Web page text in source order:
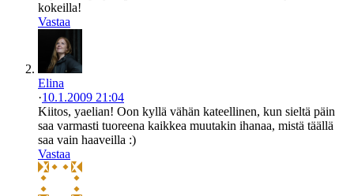
kokeilla!
Vastaa
Elina
·10.1.2009 21:04
Kiitos, yaelian! Oon kyllä vähän kateellinen, kun sieltä päin
saa varmasti tuoreena kaikkea muutakin ihanaa, mistä täällä
saa vain haaveilla :)
Vastaa